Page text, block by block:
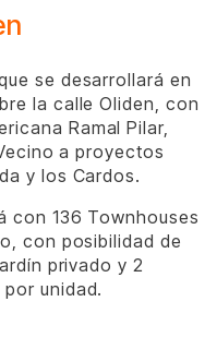
se desarrollará en
la calle Oliden, con
Ramal Pilar,
a proyectos
y los Cardos.
con 136 Townhouses
con posibilidad de
privado y 2
unidad.